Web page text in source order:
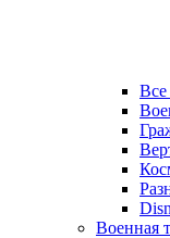
Все
Военная